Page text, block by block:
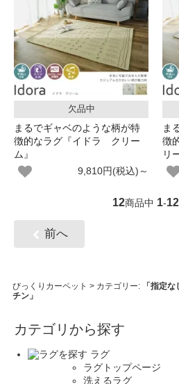
欠品中
まるでギャベのような柄が特
徴的なラグ『イドラ クリー
ム』
9,810円(税込)～
ま
徴
リ
12商品中 1-12
前へ
びっくりカーペット > カテゴリー: 「指定な
チン」
カテゴリから探す
ラグ
ラグトップページ
洗えるラグ